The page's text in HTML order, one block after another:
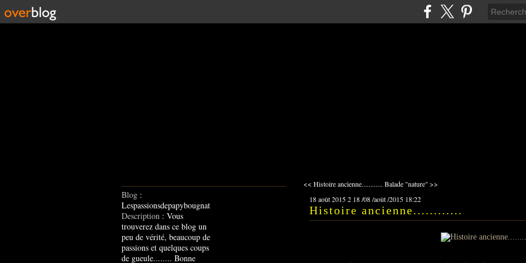
Blog :
Lespassionsdepapybougnat
Description : Vous
trouverez dans ce blog un
peu de vérité, beaucoup de
passions et quelques coups
de gueule........ Bonne
<< Histoire ancienne............ Balade "nature" >>
18 août 20152 18/08/août/2015 18:22
Histoire ancienne............